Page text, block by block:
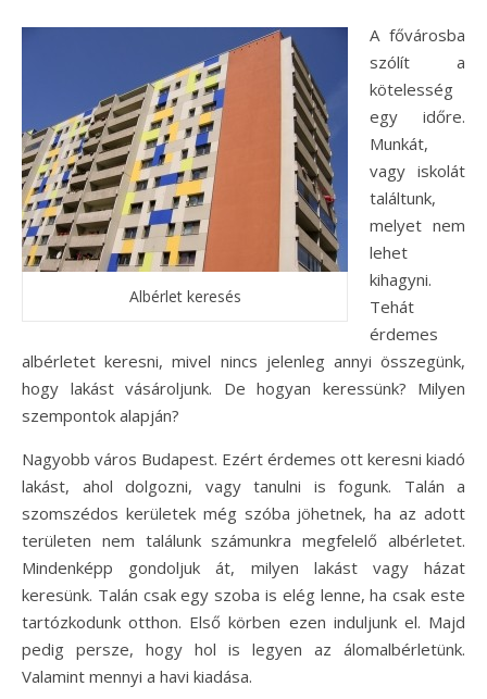
Albérlet keresés
A fővárosba
szólít a
kötelesség
egy időre.
Munkát,
vagy iskolát
találtunk,
melyet nem
lehet
kihagyni.
Tehát
érdemes
albérletet keresni, mivel nincs jelenleg annyi összegünk,
hogy lakást vásároljunk. De hogyan keressünk? Milyen
szempontok alapján?
Nagyobb város Budapest. Ezért érdemes ott keresni kiadó
lakást, ahol dolgozni, vagy tanulni is fogunk. Talán a
szomszédos kerületek még szóba jöhetnek, ha az adott
területen nem találunk számunkra megfelelő albérletet.
Mindenképp gondoljuk át, milyen lakást vagy házat
keresünk. Talán csak egy szoba is elég lenne, ha csak este
tartózkodunk otthon. Első körben ezen induljunk el. Majd
pedig persze, hogy hol is legyen az álomalbérletünk.
Valamint mennyi a havi kiadása.